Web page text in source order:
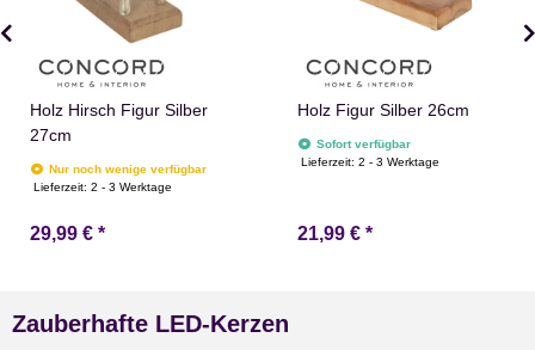
Holz Hirsch Figur Silber
27cm
Nur noch wenige verfügbar
Lieferzeit:2 - 3 Werktage
29,99 € *
Holz Figur Silber 26cm
Sofort verfügbar
Lieferzeit:2 - 3 Werktage
21,99 € *
Zauberhafte LED-Kerzen